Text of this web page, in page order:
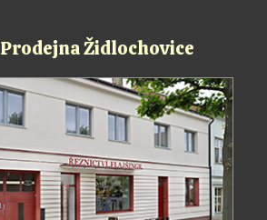
Prodejna Židlochovice